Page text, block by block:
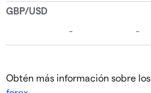
Obtén más información sobre los